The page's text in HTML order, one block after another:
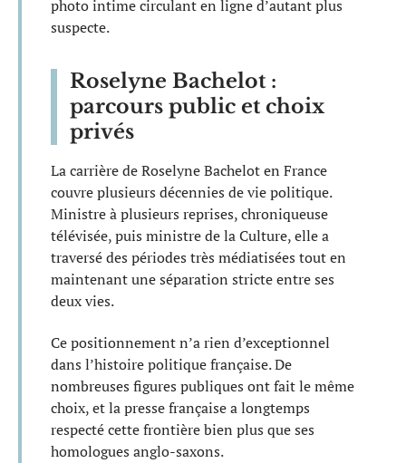
photo intime circulant en ligne d’autant plus
suspecte.
Roselyne Bachelot :
parcours public et choix
privés
La carrière de Roselyne Bachelot en France
couvre plusieurs décennies de vie politique.
Ministre à plusieurs reprises, chroniqueuse
télévisée, puis ministre de la Culture, elle a
traversé des périodes très médiatisées tout en
maintenant une séparation stricte entre ses
deux vies.
Ce positionnement n’a rien d’exceptionnel
dans l’histoire politique française. De
nombreuses figures publiques ont fait le même
choix, et la presse française a longtemps
respecté cette frontière bien plus que ses
homologues anglo-saxons.